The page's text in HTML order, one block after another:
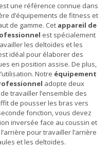
une référence connue dans
d’équipements de fitness et
de gamme. Cet appareil de
est spécialement
les deltoïdes et les
idéal pour élaborer des
en position assise. De plus,
Notre équipement
adopte deux
travailler l’ensemble des
de pousser les bras vers
fonction, vous devez
inversée face au coussin et
pour travailler l’arrière
et les deltoïdes.